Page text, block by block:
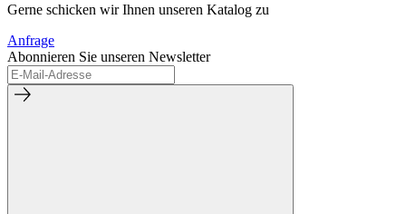
Gerne schicken wir Ihnen unseren Katalog zu
Anfrage
Abonnieren Sie unseren Newsletter